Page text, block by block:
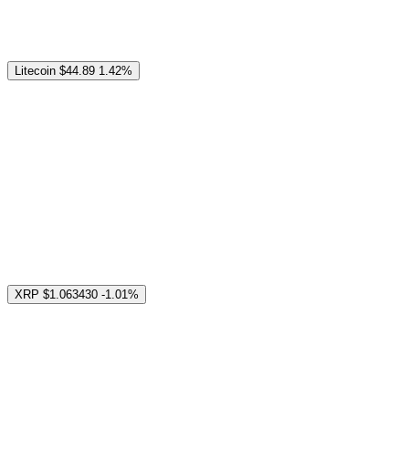
Litecoin $44.89 1.42%
XRP $1.063430 -1.01%